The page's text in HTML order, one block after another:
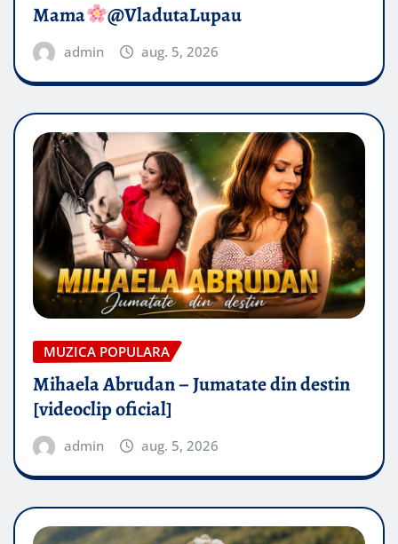
Mama @VladutaLupau
admin aug. 5, 2026
MUZICA POPULARA
Mihaela Abrudan – Jumatate din destin
[videoclip oficial]
admin aug. 5, 2026